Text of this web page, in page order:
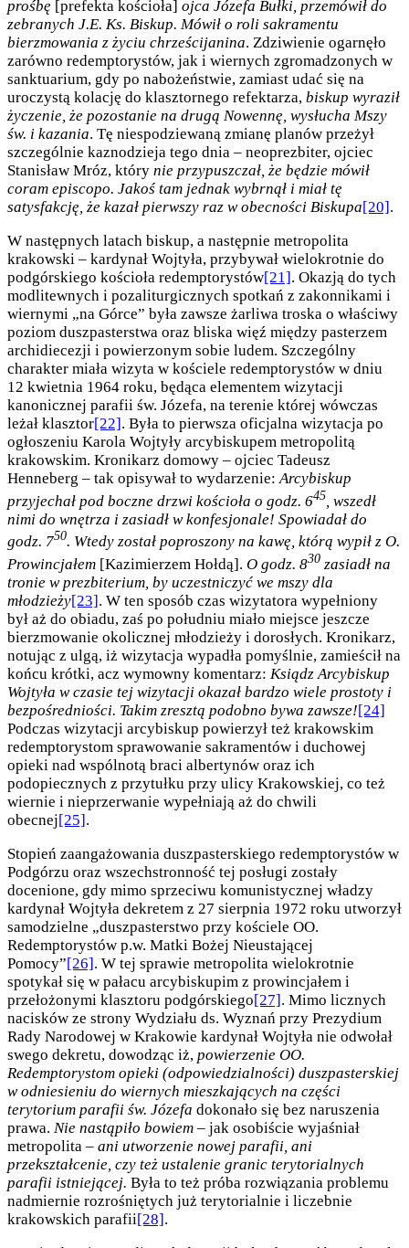
prośbę [prefekta kościoła] ojca Józefa Bułki, przemówił do
zebranych J.E. Ks. Biskup. Mówił o roli sakramentu
bierzmowania z życiu chrześcijanina. Zdziwienie ogarnęło
zarówno redemptorystów, jak i wiernych zgromadzonych w
sanktuarium, gdy po nabożeństwie, zamiast udać się na
uroczystą kolację do klasztornego refektarza, biskup wyraził
życzenie, że pozostanie na drugą Nowennę, wysłucha Mszy
św. i kazania. Tę niespodziewaną zmianę planów przeżył
szczególnie kaznodzieja tego dnia – neoprezbiter, ojciec
Stanisław Mróz, który nie przypuszczał, że będzie mówił
coram episcopo. Jakoś tam jednak wybrnął i miał tę
satysfakcję, że kazał pierwszy raz w obecności Biskupa[20].
W następnych latach biskup, a następnie metropolita
krakowski – kardynał Wojtyła, przybywał wielokrotnie do
podgórskiego kościoła redemptorystów[21]. Okazją do tych
modlitewnych i pozaliturgicznych spotkań z zakonnikami i
wiernymi „na Górce” była zawsze żarliwa troska o właściwy
poziom duszpasterstwa oraz bliska więź między pasterzem
archidiecezji i powierzonym sobie ludem. Szczególny
charakter miała wizyta w kościele redemptorystów w dniu
12 kwietnia 1964 roku, będąca elementem wizytacji
kanonicznej parafii św. Józefa, na terenie której wówczas
leżał klasztor[22]. Była to pierwsza oficjalna wizytacja po
ogłoszeniu Karola Wojtyły arcybiskupem metropolitą
krakowskim. Kronikarz domowy – ojciec Tadeusz
Henneberg – tak opisywał to wydarzenie:Arcybiskup
przyjechał pod boczne drzwi kościoła o godz. 645 , wszedł
nimi do wnętrza i zasiadł w konfesjonale! Spowiadał do
godz. 750. Wtedy został poproszony na kawę, którą wypił z O.
Prowincjałem [Kazimierzem Hołdą]. O godz. 830 zasiadł na
tronie w prezbiterium, by uczestniczyć we mszy dla
młodzieży[23]. W ten sposób czas wizytatora wypełniony
był aż do obiadu, zaś po południu miało miejsce jeszcze
bierzmowanie okolicznej młodzieży i dorosłych. Kronikarz,
notując z ulgą, iż wizytacja wypadła pomyślnie, zamieścił na
końcu krótki, acz wymowny komentarz: Ksiądz Arcybiskup
Wojtyła w czasie tej wizytacji okazał bardzo wiele prostoty i
bezpośredniości. Takim zresztą podobno bywa zawsze![24]
Podczas wizytacji arcybiskup powierzył też krakowskim
redemptorystom sprawowanie sakramentów i duchowej
opieki nad wspólnotą braci albertynów oraz ich
podopiecznych z przytułku przy ulicy Krakowskiej, co też
wiernie i nieprzerwanie wypełniają aż do chwili
obecnej[25].
Stopień zaangażowania duszpasterskiego redemptorystów w
Podgórzu oraz wszechstronność tej posługi zostały
docenione, gdy mimo sprzeciwu komunistycznej władzy
kardynał Wojtyła dekretem z 27 sierpnia 1972 roku utworzył
samodzielne „duszpasterstwo przy kościele OO.
Redemptorystów p.w. Matki Bożej Nieustającej
Pomocy”[26]. W tej sprawie metropolita wielokrotnie
spotykał się w pałacu arcybiskupim z prowincjałem i
przełożonymi klasztoru podgórskiego[27]. Mimo licznych
nacisków ze strony Wydziału ds. Wyznań przy Prezydium
Rady Narodowej w Krakowie kardynał Wojtyła nie odwołał
swego dekretu, dowodząc iż, powierzenie OO.
Redemptorystom opieki (odpowiedzialności) duszpasterskiej
w odniesieniu do wiernych mieszkających na części
terytorium parafii św. Józefa dokonało się bez naruszenia
prawa. Nie nastąpiło bowiem – jak osobiście wyjaśniał
metropolita – ani utworzenie nowej parafii, ani
przekształcenie, czy też ustalenie granic terytorialnych
parafii istniejącej. Była to też próba rozwiązania problemu
nadmiernie rozrośniętych już terytorialnie i liczebnie
krakowskich parafii[28].